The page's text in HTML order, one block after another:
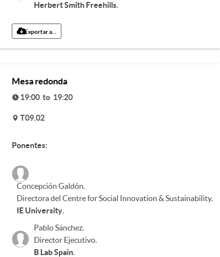
Herbert Smith Freehills.
Exportar a...
Mesa redonda
19:00 to 19:20
v T09.02
Ponentes:
Concepción Galdón.
Directora del Centre for Social Innovation & Sustainability.
IE University.
Pablo Sánchez.
Director Ejecutivo.
B Lab Spain.